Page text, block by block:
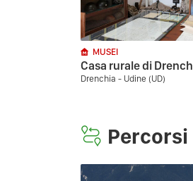
MUSEI
Casa rurale di
Drenchia - Udine (UD)
Percorsi